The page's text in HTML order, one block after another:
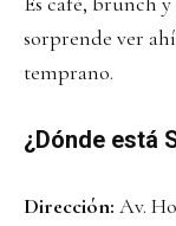
sorprende ver
temprano.
¿Dónde está
Dirección: Av.